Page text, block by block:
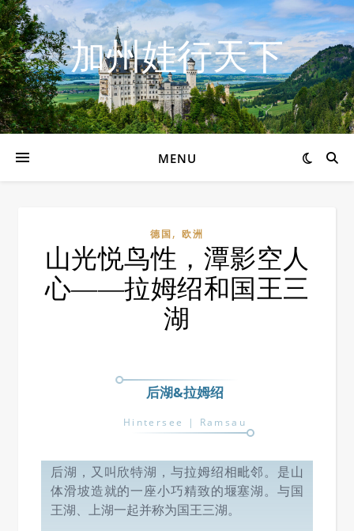
加州娃行天下
MENU
德国, 欧洲
山光悦鸟性，潭影空人
心——拉姆绍和国王三
湖
后湖&拉姆绍
Hintersee | Ramsau
后湖，又叫欣特湖，与拉姆绍相毗邻。是山
体滑坡造就的一座小巧精致的堰塞湖。与国
王湖、上湖一起并称为国王三湖。